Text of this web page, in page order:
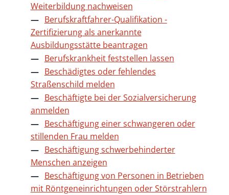
Weiterbildung nachweisen
Berufskraftfahrer-Qualifikation -
Zertifizierung als anerkannte
Ausbildungsstätte beantragen
Berufskrankheit feststellen lassen
Beschädigtes oder fehlendes
Straßenschild melden
Beschäftigte bei der Sozialversicherung
anmelden
Beschäftigung einer schwangeren oder
stillenden Frau melden
Beschäftigung schwerbehinderter
Menschen anzeigen
Beschäftigung von Personen in Betrieben
mit Röntgeneinrichtungen oder Störstrahlern